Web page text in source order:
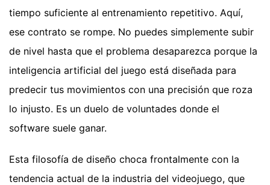
tiempo suficiente al entrenamiento repetitivo. Aquí,
ese contrato se rompe. No puedes simplemente subir
de nivel hasta que el problema desaparezca porque la
inteligencia artificial del juego está diseñada para
predecir tus movimientos con una precisión que roza
lo injusto. Es un duelo de voluntades donde el
software suele ganar.
Esta filosofía de diseño choca frontalmente con la
tendencia actual de la industria del videojuego, que